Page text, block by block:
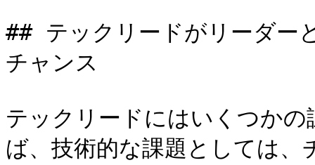
## テックリードがリーダー
チャンス
テックリードにはいくつか
ば、技術的な課題としては